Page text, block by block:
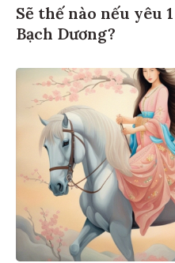
Sẽ thế nào nếu yêu
Bạch Dương?